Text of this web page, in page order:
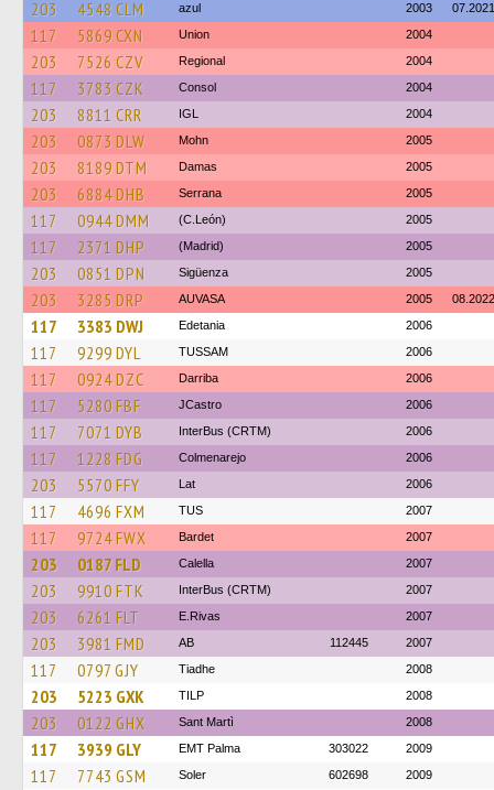
203 4548 CLM azul 2003 07.2021
117 5869 CXN Union 2004
203 7526 CZV Regional 2004
117 3783 CZK Consol 2004
203 8811 CRR IGL 2004
203 0873 DLW Mohn 2005
203 8189 DTM Damas 2005
203 6884 DHB Serrana 2005
117 0944 DMM (C.León) 2005
117 2371 DHP (Madrid) 2005
203 0851 DPN Sigüenza 2005
203 3285 DRP AUVASA 2005 08.2022
117 3383 DWJ Edetania 2006
117 9299 DYL TUSSAM 2006
117 0924 DZC Darriba 2006
117 5280 FBF JCastro 2006
117 7071 DYB InterBus (CRTM) 2006
117 1228 FDG Colmenarejo 2006
203 5570 FFY Lat 2006
117 4696 FXM TUS 2007
117 9724 FWX Bardet 2007
203 0187 FLD Calella 2007
203 9910 FTK InterBus (CRTM) 2007
203 6261 FLT E.Rivas 2007
203 3981 FMD AB 112445 2007
117 0797 GJY Tiadhe 2008
203 5223 GXK TILP 2008
203 0122 GHX Sant Martì 2008
117 3939 GLY EMT Palma 303022 2009
117 7743 GSM Soler 602698 2009